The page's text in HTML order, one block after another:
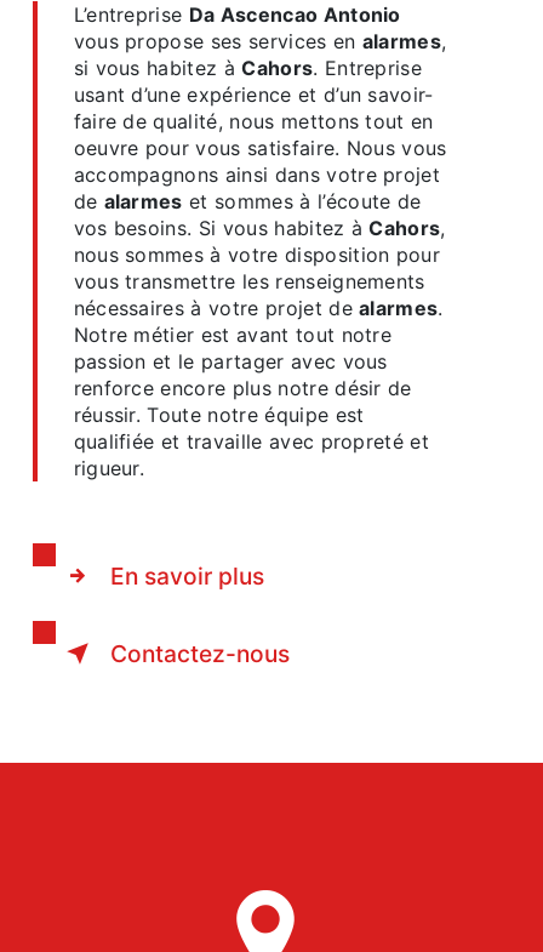
L’entreprise Da Ascencao Antonio
vous propose ses services en alarmes,
si vous habitez àCahors. Entreprise
usant d’une expérience et d’un savoir-
faire de qualité, nous mettons tout en
oeuvre pour vous satisfaire. Nous vous
accompagnons ainsi dans votre projet
de alarmes et sommes à l’écoute de
vos besoins. Si vous habitez àCahors,
nous sommes à votre disposition pour
vous transmettre les renseignements
nécessaires à votre projet dealarmes.
Notre métier est avant tout notre
passion et le partager avec vous
renforce encore plus notre désir de
réussir. Toute notre équipe est
qualifiée et travaille avec propreté et
rigueur.
En savoir plus
Contactez-nous